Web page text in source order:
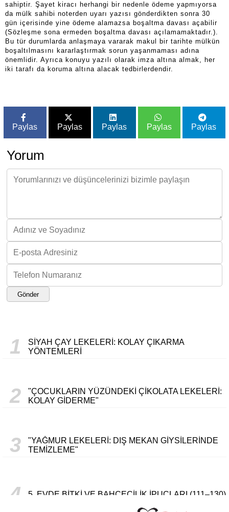
sahiptir. Şayet kiracı herhangi bir nedenle ödeme yapmıyorsa
da mülk sahibi noterden uyarı yazısı gönderdikten sonra 30
gün içerisinde yine ödeme alamazsa boşaltma davası açabilir
(Sözleşme sona ermeden boşaltma davası açılamamaktadır.).
Bu tür durumlarda anlaşmaya vararak makul bir tarihte mülkün
boşaltılmasını kararlaştırmak sorun yaşanmaması adına
önemlidir. Ayrıca konuyu yazılı olarak imza altına almak, her
iki tarafı da koruma altına alacak tedbirlerdendir.
Paylas Paylas Paylas Paylas Paylas
Yorum
Gönder
1
SIYAH ÇAY LEKELERI: KOLAY ÇIKARMA
YÖNTEMLERI
2
"ÇOCUKLARIN YÜZÜNDEKI ÇIKOLATA LEKELERI:
KOLAY GIDERME"
3
"YAĞMUR LEKELERI: DIŞ MEKAN GIYSILERINDE
TEMIZLEME"
4 5. EVDE BITKI VE BAHÇECILIK İPUÇLARI (111–130)